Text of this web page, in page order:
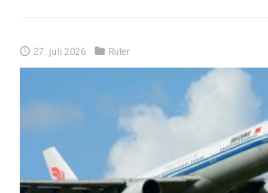
27. juli 2026 Ruter